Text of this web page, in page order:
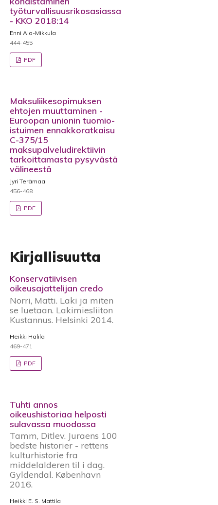
työturvallisuusrikosasiassa
- KKO 2018:14
Enni Ala-Mikkula
444-455
PDF
Maksuliikesopimuksen
ehtojen muuttaminen -
Euroopan unionin tuomio-
istuimen ennakkoratkaisu
C-375/15
maksupalveludirektiivin
tarkoittamasta pysyvästä
välineestä
Jyri Terämaa
456-468
PDF
Kirjallisuutta
Konservatiivisen
oikeusajattelijan credo
Norri, Matti. Laki ja miten
se luetaan. Lakimiesliiton
Kustannus. Helsinki 2014.
Heikki Halila
469-471
PDF
Tuhti annos
oikeushistoriaa helposti
sulavassa muodossa
Tamm, Ditlev. Juraens 100
bedste historier - rettens
kulturhistorie fra
middelalderen til i dag.
Gyldendal. København
2016.
Heikki E. S. Mattila